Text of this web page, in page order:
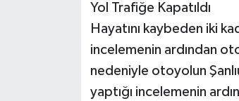
Yol Trafiğe Kapatıldı
Hayatını kaybeden iki
incelemenin ardından
nedeniyle otoyolun
yaptığı incelemenin